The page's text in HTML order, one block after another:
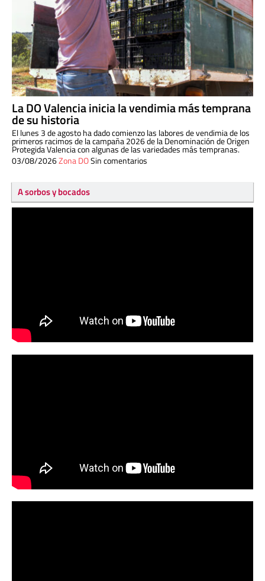
La DO Valencia inicia la vendimia más temprana
de su historia
El lunes 3 de agosto ha dado comienzo las labores de vendimia de los
primeros racimos de la campaña 2026 de la Denominación de Origen
Protegida Valencia con algunas de las variedades más tempranas.
03/08/2026Zona DOSin comentarios
A sorbos y bocados